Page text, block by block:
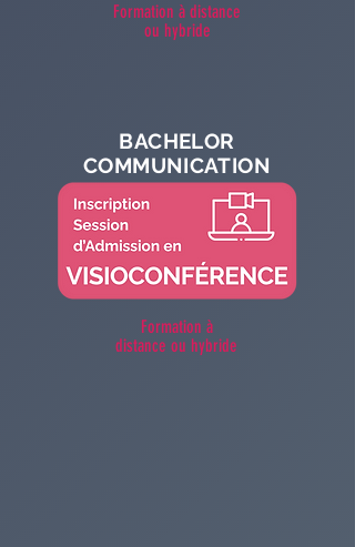
Formation à distance
ou hybride
BACHELOR
COMMUNICATION
Formation à
distance ou hybride